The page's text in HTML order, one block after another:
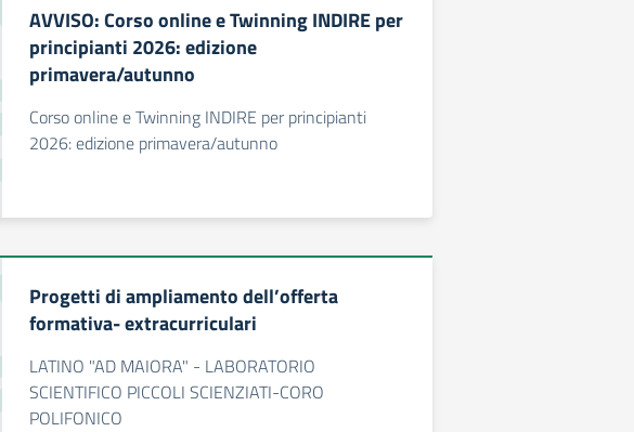
AVVISO: Corso online e Twinning INDIRE per
principianti 2026: edizione
primavera/autunno
Corso online e Twinning INDIRE per principianti
2026: edizione primavera/autunno
Progetti di ampliamento dell’offerta
formativa- extracurriculari
LATINO "AD MAIORA" - LABORATORIO
SCIENTIFICO PICCOLI SCIENZIATI-CORO
POLIFONICO